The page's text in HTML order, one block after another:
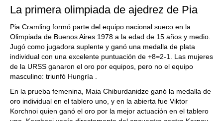
La primera olimpiada de ajedrez de Pia
Pia Cramling formó parte del equipo nacional sueco en la
Olimpiada de Buenos Aires 1978 a la edad de 15 años y medio.
Jugó como jugadora suplente y ganó una medalla de plata
individual con una excelente puntuación de +8=2-1. Las mujeres
de la URSS ganaron el oro por equipos, pero no el equipo
masculino: triunfó Hungría .
En la prueba femenina, Maia Chiburdanidze ganó la medalla de
oro individual en el tablero uno, y en la abierta fue Viktor
Korchnoi quien ganó el oro por la mejor actuación en el tablero